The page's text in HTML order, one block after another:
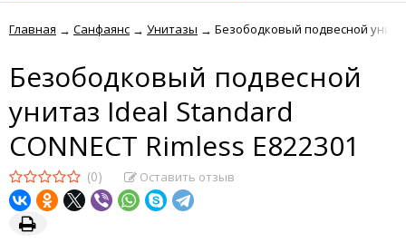
Главная → Санфаянс → Унитазы → Безободковый подвесной
Безободковый подвесной
унитаз Ideal Standard
CONNECT Rimless E822301
(0) Оставить отзыв